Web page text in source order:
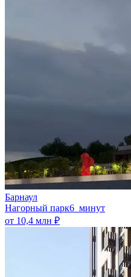
Барнаул
Нагорный парк6 минут
от 10,4 млн ₽